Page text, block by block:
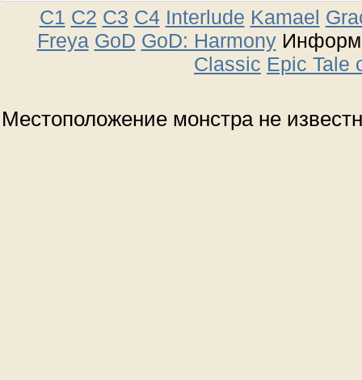
C1 C2 C3 C4 Interlude Kamael
Freya GoD GoD: Harmony
Classic Epic Tale
Местоположение монстра не